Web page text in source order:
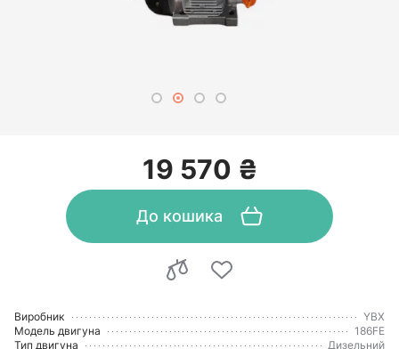
19 570 ₴
До кошика
Виробник
YBX
Модель двигуна
186FЕ
Тип двигуна
Дизельний